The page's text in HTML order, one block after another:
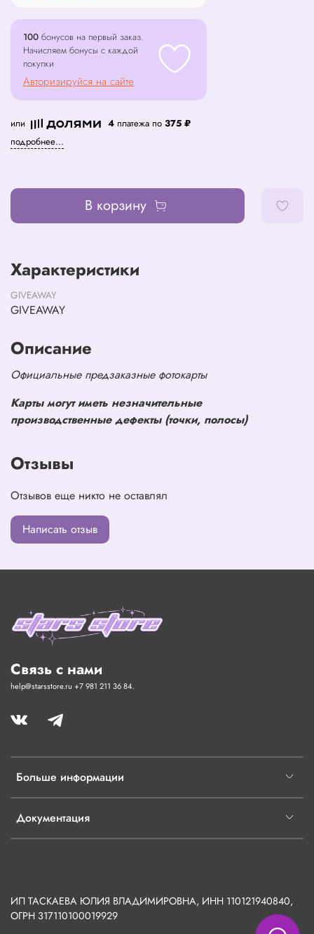
100 бонусов на первый заказ.
Начисляем бонусы с каждой
покупки
Авторизируйся на сайте
или 4 платежа по 375 ₽
подробнее...
В корзину
Характеристики
GIVEAWAY
GIVEAWAY
Описание
Официальные предзаказные фотокарты
Карты могут иметь незначительные
производственные дефекты (точки, полосы)
Отзывы
Отзывов еще никто не оставлял
Написать отзыв
Больше информации
Документация
Связь с нами
help@starsstore.ru +7 981 211 36 84.
ИП ТАСКАЕВА ЮЛИЯ ВЛАДИМИРОВНА, ИНН 110121940840,
ОГРН 317110100019929